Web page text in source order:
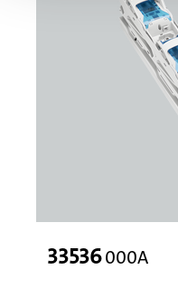
33536000A